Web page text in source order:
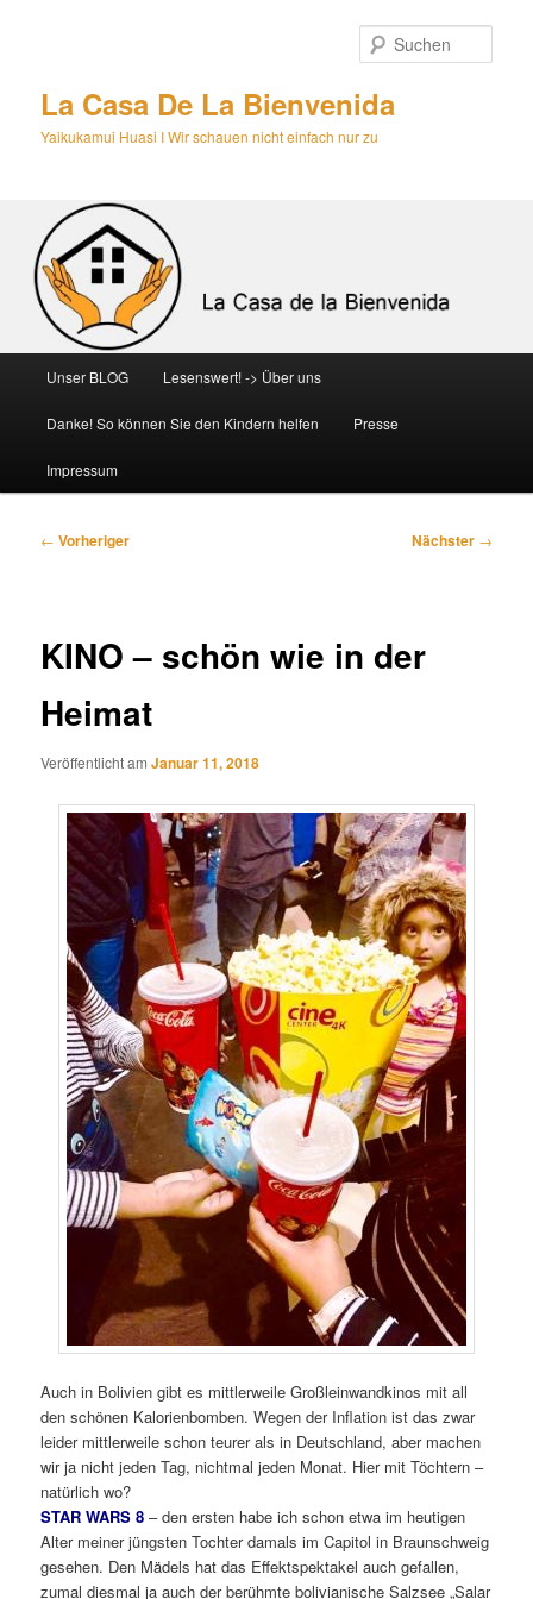
La Casa De La Bienvenida
Yaikukamui Huasi I Wir schauen nicht einfach nur zu
Unser BLOG Lesenswert! -> Über uns
Danke! So können Sie den Kindern helfen Presse
Impressum
Beitragsnavigation
← Vorheriger Nächster →
KINO – schön wie in der
Heimat
Veröffentlicht amJanuar 11, 2018
Auch in Bolivien gibt es mittlerweile Großleinwandkinos mit all
den schönen Kalorienbomben. Wegen der Inflation ist das zwar
leider mittlerweile schon teurer als in Deutschland, aber machen
wir ja nicht jeden Tag, nichtmal jeden Monat. Hier mit Töchtern –
natürlich wo?
STAR WARS 8 – den ersten habe ich schon etwa im heutigen
Alter meiner jüngsten Tochter damals im Capitol in Braunschweig
gesehen. Den Mädels hat das Effektspektakel auch gefallen,
zumal diesmal ja auch der berühmte bolivianische Salzsee „Salar